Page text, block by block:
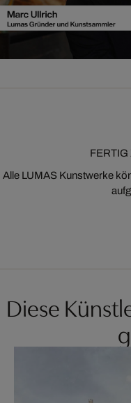
FERTIG
Alle LUMAS Kunstwerke
Diese